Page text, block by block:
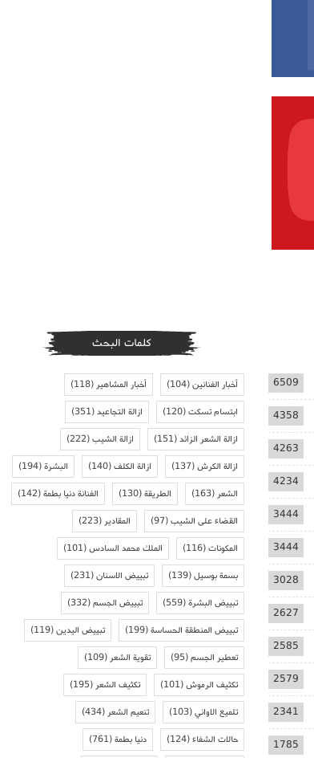
6509
4358
4263
4234
3444
3444
3028
2627
2585
2579
2341
1785
كلمات البحث
أخبار الفنانين(104) أخبار المشاهير(118)
ابتسام تسكت(120) ازالة التجاعيد(351)
ازالة الشعر الزائد(151) ازالة الشيب(222)
ازالة الكرش(137) ازالة الكلف(140) البشرة(194)
الشعر(163) الطريقة(130) الفنانة دنيا بطمة(142)
القضاء على الشيب(97) المقادير(223)
المكونات(116) الملك محمد السادس(101)
بسمة بوسيل(139) تبييض الاسنان(231)
تبييض البشرة(559) تبييض الجسم(332)
تبييض المنطقة الحساسة(199) تبييض اليدين(119)
تعطير الجسم(95) تقوية الشعر(109)
تكثيف الرموش(101) تكثيف الشعر(195)
تلميع الاواني(103) تنعيم الشعر(434)
حالات الشفاء(124) دنيا بطمة(761)